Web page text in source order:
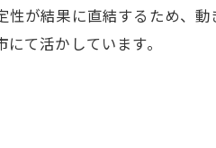
が結果に直結するため、動
て活かしています。